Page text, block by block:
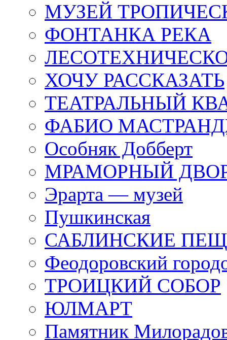
МУЗЕЙ
ФОНТАНКА РЕКА
ХОЧУ РАССКАЗАТЬ
ТЕАТРАЛЬНЫЙ
ФАБИО
Особняк Добберт
МРАМОРНЫЙ
Эрарта — музей
Пушкинская
САБЛИНСКИЕ
Феодоровский
ТРОИЦКИЙ СОБОР
ЮЛМАРТ
Памятник